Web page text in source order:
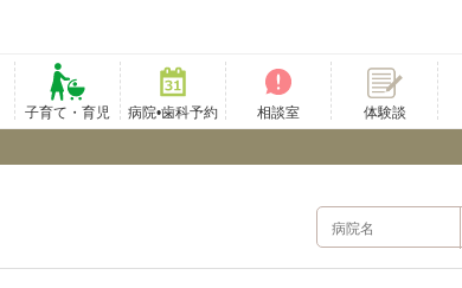
子育て・育児 病院•歯科予約 相談室 体験談